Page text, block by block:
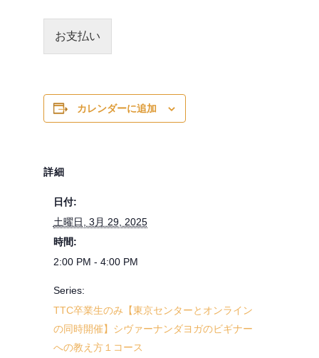
お支払い
カレンダーに追加
詳細
日付:
土曜日, 3月 29, 2025
時間:
2:00 PM - 4:00 PM
Series:
TTC卒業生のみ【東京センターとオンライン
の同時開催】シヴァーナンダヨガのビギナー
への教え方１コース